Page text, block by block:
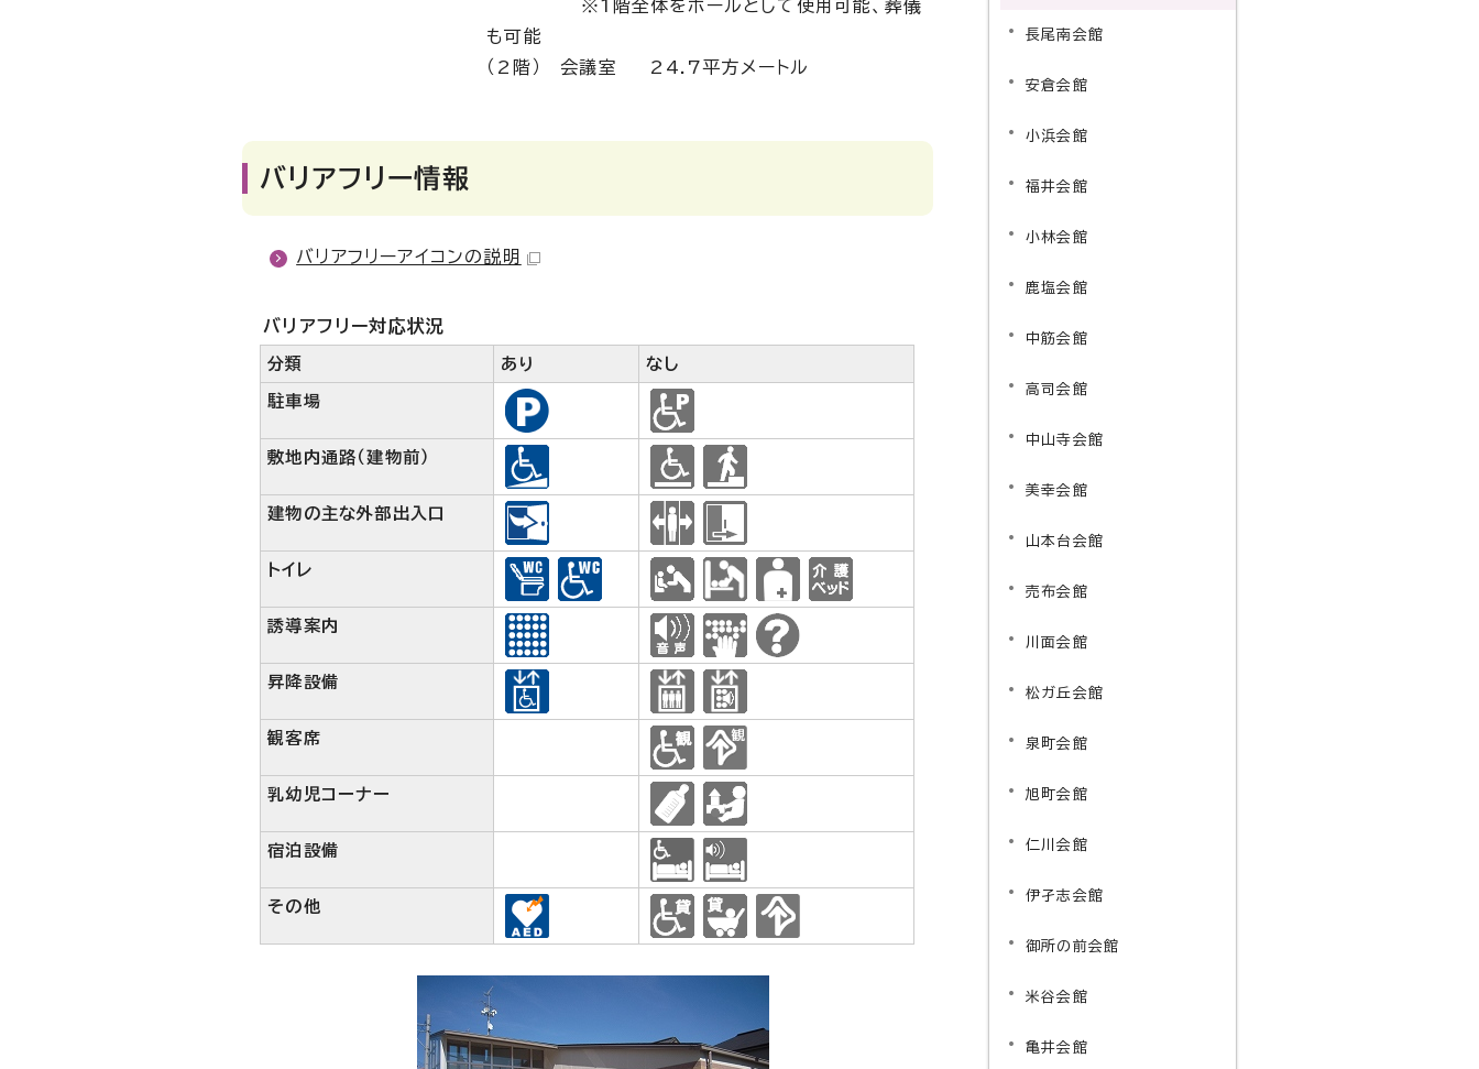
※1階全体をホールとして使用可能、葬儀
も可能
（2階） 会議室 24.7平方メートル
バリアフリー情報
バリアフリーアイコンの説明
バリアフリー対応状況
分類 あり なし
駐車場
敷地内通路（建物前）
建物の主な外部出入口
トイレ
誘導案内
昇降設備
観客席
乳幼児コーナー
宿泊設備
その他
長尾南会館
安倉会館
小浜会館
福井会館
小林会館
鹿塩会館
中筋会館
高司会館
中山寺会館
美幸会館
山本台会館
売布会館
川面会館
松ガ丘会館
泉町会館
旭町会館
仁川会館
伊孑志会館
御所の前会館
米谷会館
亀井会館